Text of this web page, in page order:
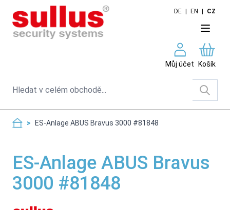
Skip to Content
DE EN CZ
Můj účet Košík
Search
> ES-Anlage ABUS Bravus 3000 #81848
ES-Anlage ABUS Bravus
3000 #81848